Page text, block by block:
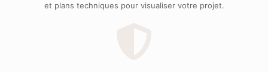
et plans techniques pour visualiser votre projet.